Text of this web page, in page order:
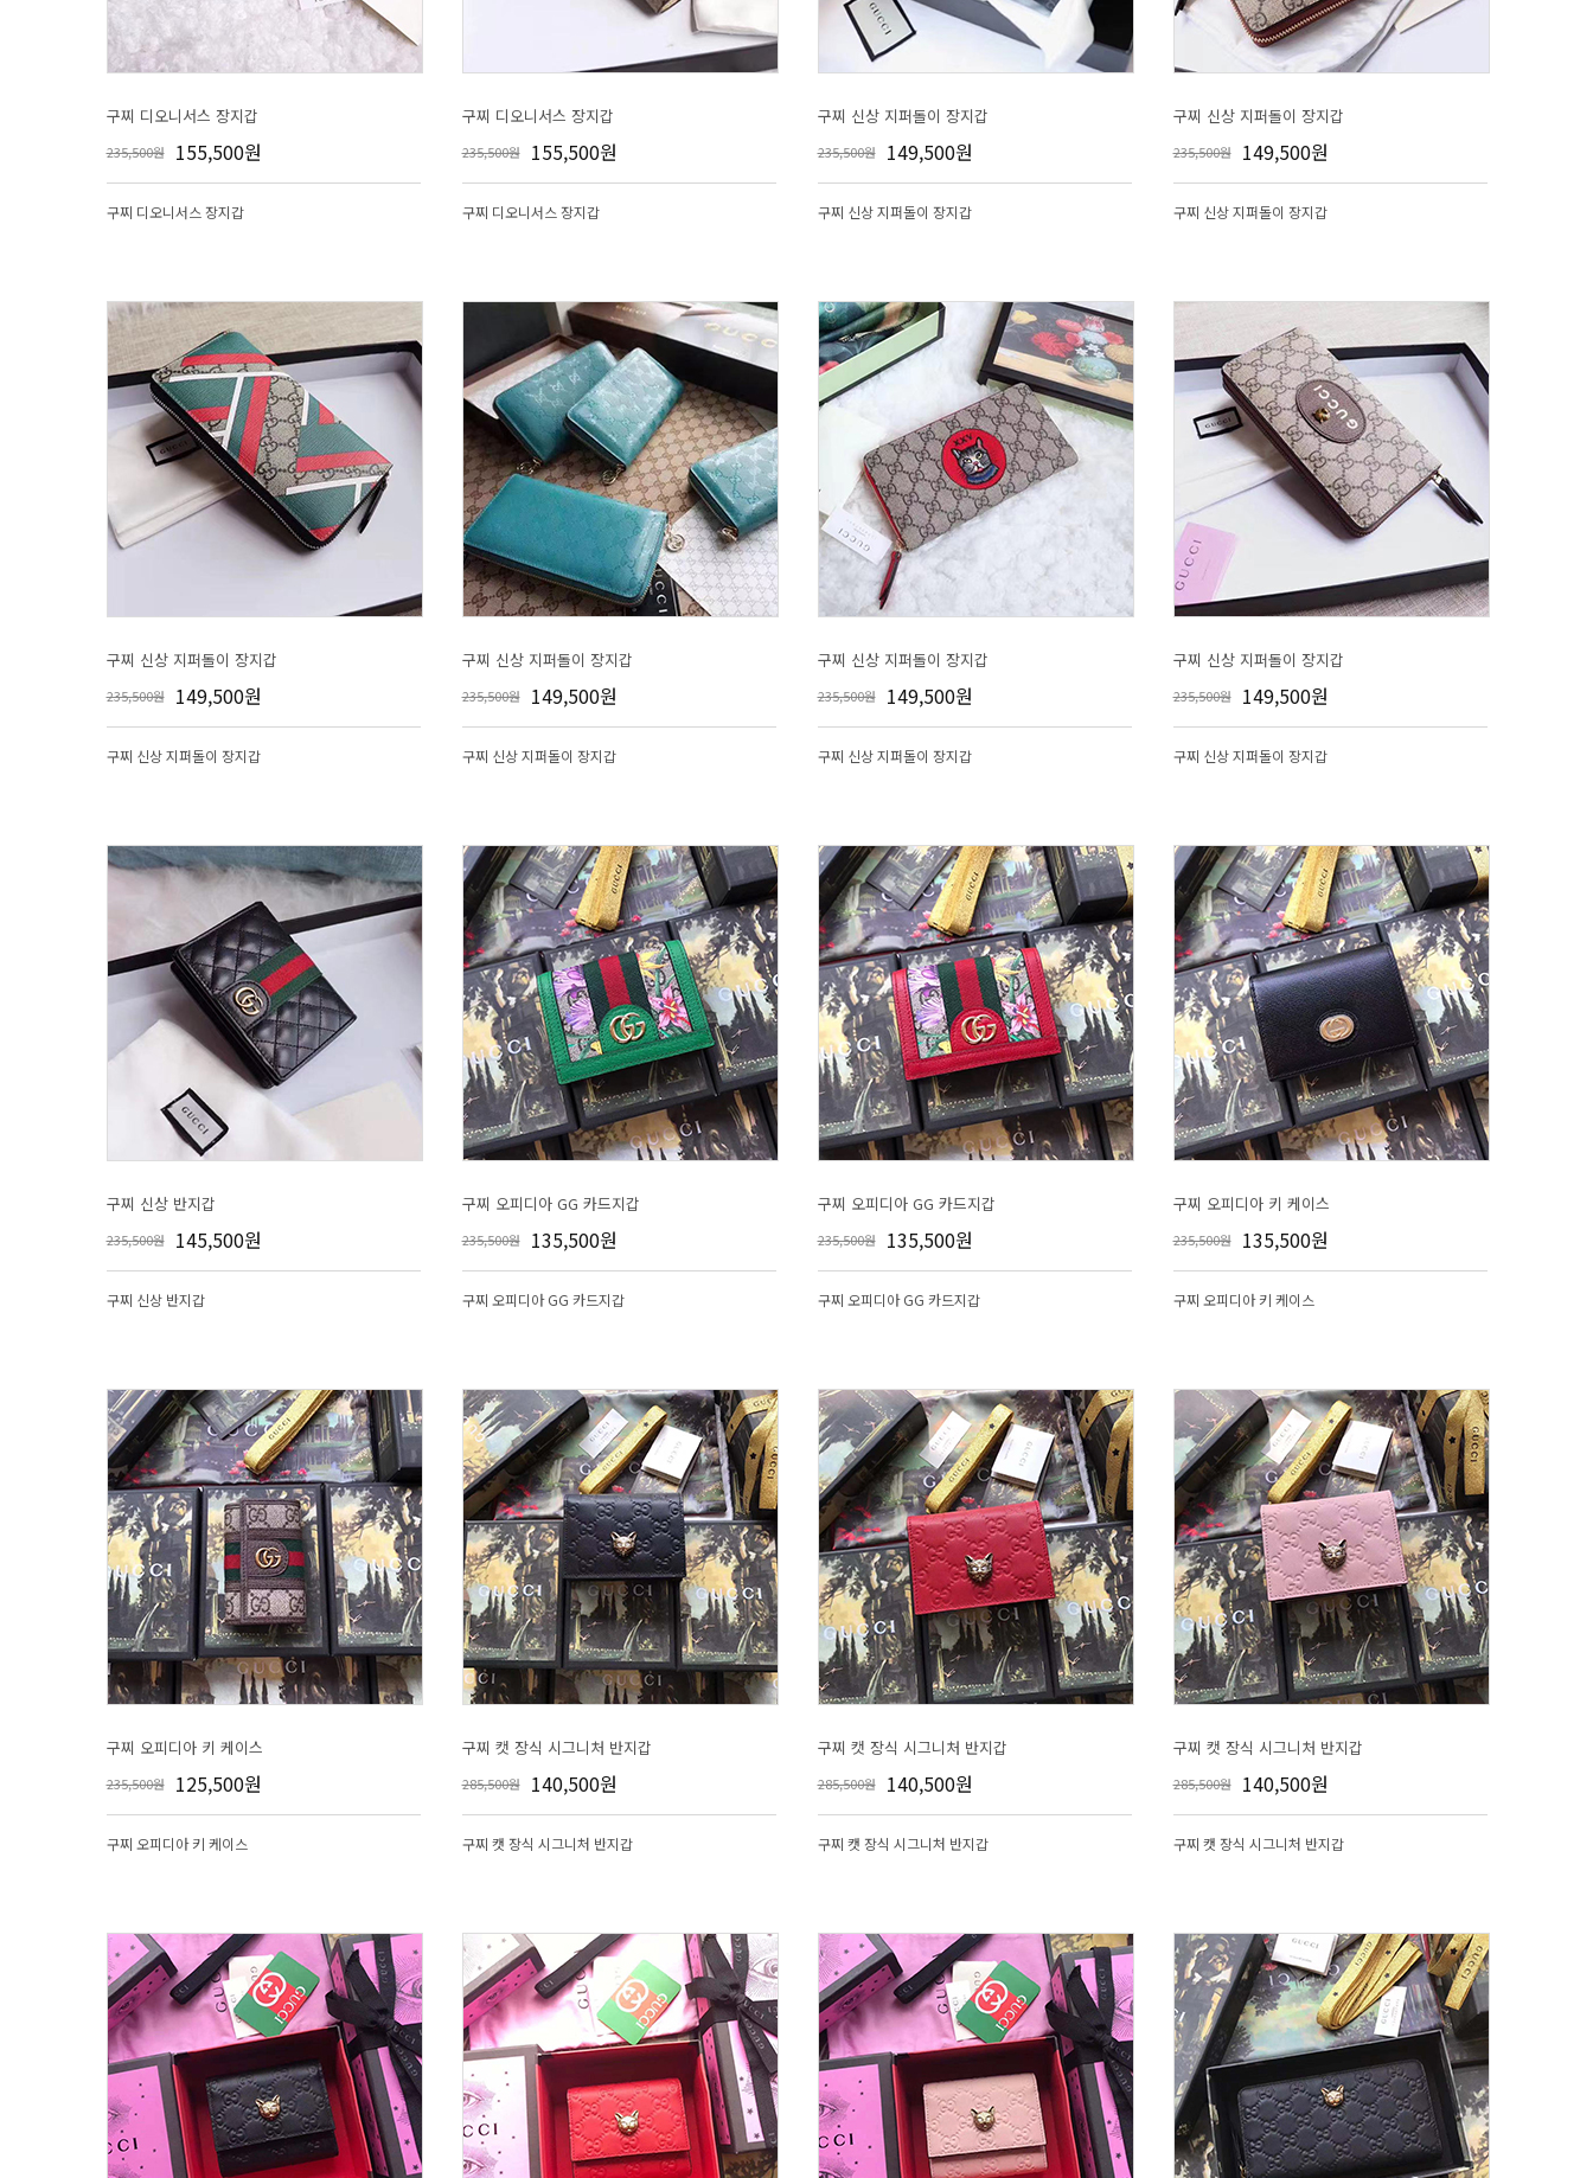
구찌 디오니서스 장지갑
235,500원 155,500원
구찌 디오니서스 장지갑
구찌 디오니서스 장지갑
235,500원 155,500원
구찌 디오니서스 장지갑
구찌 신상 지퍼돌이 장지갑
235,500원 149,500원
구찌 신상 지퍼돌이 장지갑
구찌 신상 지퍼돌이 장지갑
235,500원 149,500원
구찌 신상 지퍼돌이 장지갑
구찌 신상 지퍼돌이 장지갑
235,500원 149,500원
구찌 신상 지퍼돌이 장지갑
구찌 신상 지퍼돌이 장지갑
235,500원 149,500원
구찌 신상 지퍼돌이 장지갑
구찌 신상 지퍼돌이 장지갑
235,500원 149,500원
구찌 신상 지퍼돌이 장지갑
구찌 신상 지퍼돌이 장지갑
235,500원 149,500원
구찌 신상 지퍼돌이 장지갑
구찌 신상 반지갑
235,500원 145,500원
구찌 신상 반지갑
구찌 오피디아 GG 카드지갑
235,500원 135,500원
구찌 오피디아 GG 카드지갑
구찌 오피디아 GG 카드지갑
235,500원 135,500원
구찌 오피디아 GG 카드지갑
구찌 오피디아 키 케이스
235,500원 135,500원
구찌 오피디아 키 케이스
구찌 오피디아 키 케이스
235,500원 125,500원
구찌 오피디아 키 케이스
구찌 캣 장식 시그니처 반지갑
285,500원 140,500원
구찌 캣 장식 시그니처 반지갑
구찌 캣 장식 시그니처 반지갑
285,500원 140,500원
구찌 캣 장식 시그니처 반지갑
구찌 캣 장식 시그니처 반지갑
285,500원 140,500원
구찌 캣 장식 시그니처 반지갑